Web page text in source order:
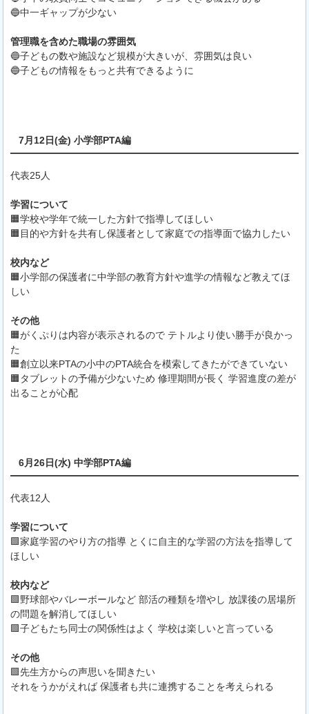
🔵中一ギャップが少ない
管理職を含めた職場の雰囲気
🔵子どもの数や施設など規模が大きいが、雰囲気は良い
🔵子どもの情報をもっと共有できるように
7月12日(金) 小学部PTA編
代表25人
学習について
🟧学校や学年で統一した方針で指導してほしい
🟧目的や方針を共有し保護者として家庭での指導面で協力したい
校内など
🟧小学部の保護者に中学部の教育方針や進学の情報など教えてほ
しい
その他
🟧がくぷりは内容が表示されるので テトルより使い勝手が良かっ
た
🟧創立以来PTAの小中のPTA統合を模索してきたができていない
🟧タブレットの予備が少ないため 修理期間が長く 学習進度の差が
出ることが心配
6月26日(水) 中学部PTA編
代表12人
学習について
🟩家庭学習のやり方の指導 とくに自主的な学習の方法を指導して
ほしい
校内など
🟩野球部やバレーボールなど 部活の種類を増やし 放課後の居場所
の問題を解消してほしい
🟩子どもたち同士の関係性はよく 学校は楽しいと言っている
その他
🟩先生方からの声思いを聞きたい
それをうかがえれば 保護者も共に連携することを考えられる